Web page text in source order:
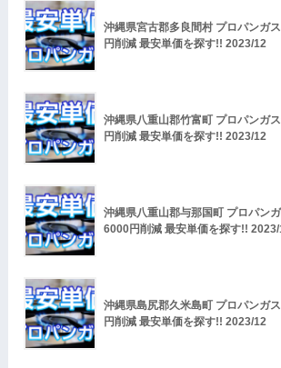
沖縄県宮古郡多良間村 プロパンガ
円削減 最安単価を探す!! 2023/12
沖縄県八重山郡竹富町 プロパンガ
円削減 最安単価を探す!! 2023/12
沖縄県八重山郡与那国町 プロパン
6000円削減 最安単価を探す!! 2023/
沖縄県島尻郡久米島町 プロパンガ
円削減 最安単価を探す!! 2023/12